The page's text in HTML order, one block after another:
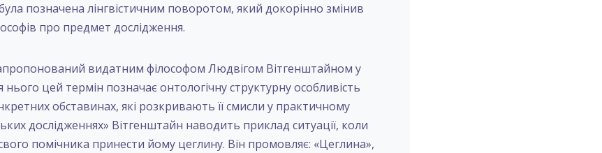
позначена лінгвістичним поворотом, який докорінно змінив
про предмет дослідження.
видатним філософом Людвігом Вітгенштайном у
нього цей термін позначає онтологічну структурну особливість
обставинах, які розкривають її смисли у практичному
дослідженнях» Вітгенштайн наводить приклад ситуації, коли
помічника принести йому цеглину. Він промовляє: «Цеглина»,